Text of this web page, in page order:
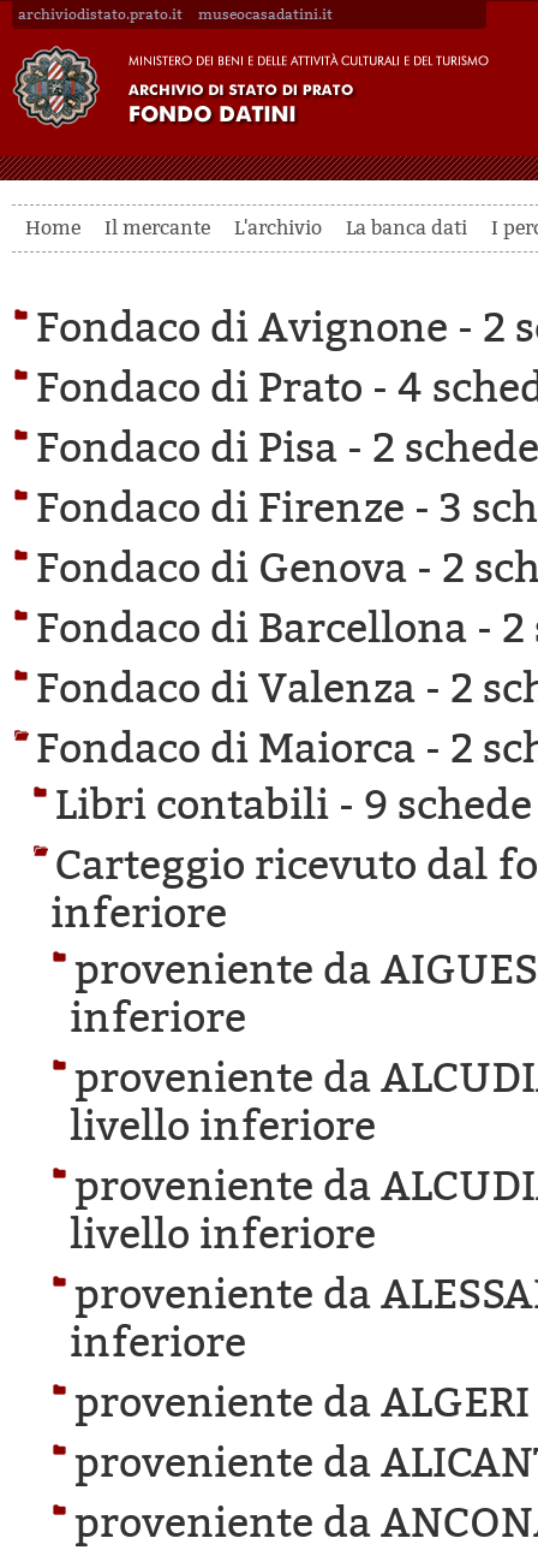
archiviodistato.prato.it museocasadatini.it
Home Il mercante L'archivio La banca dati I
Fondaco di Avignone - 2
Fondaco di Prato - 4
Fondaco di Pisa - 2
Fondaco di Firenze - 3
Fondaco di Genova - 2
Fondaco di Barcellona - 2
Fondaco di Valenza - 2
Fondaco di Maiorca - 2
Libri contabili - 9
Carteggio ricevuto dal
inferiore
proveniente da
inferiore
proveniente da
livello inferiore
proveniente da
livello inferiore
proveniente da
inferiore
proveniente da
proveniente da
proveniente da